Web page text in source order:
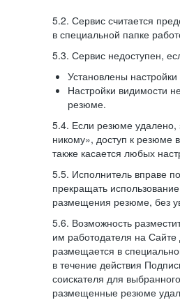
5.2. Сервис считается
в специальной папке
5.3. Сервис недоступен,
Установлены
Настройки видимости
резюме.
5.4. Если резюме удалено,
никому», доступ к резюме
также касается любых
5.5. Исполнитель вправе
прекращать
размещения резюме, без
5.6. Возможность
им работодателя на Сайте
размещается в
в течение действия
соискателя для
размещенные резюме